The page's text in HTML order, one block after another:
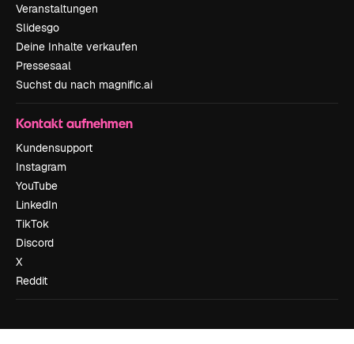
Veranstaltungen
Slidesgo
Deine Inhalte verkaufen
Pressesaal
Suchst du nach magnific.ai
Kontakt aufnehmen
Kundensupport
Instagram
YouTube
LinkedIn
TikTok
Discord
X
Reddit